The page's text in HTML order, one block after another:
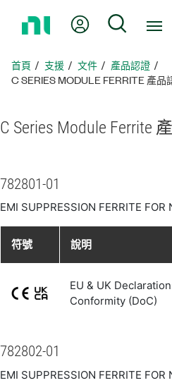
頁
我的帳號 搜尋
首頁 支援 文件
產品認證
C SERIES MODULE FERRITE 產品
C Series Module Ferrite
782801-01
EMI SUPPRESSION FERRITE
符號 說明
EU & UK
Conformity (DoC)
782802-01
EMI SUPPRESSION FERRITE